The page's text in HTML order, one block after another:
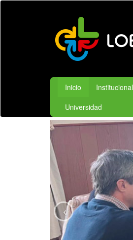
Ir
Inicio Institucional
Universidad